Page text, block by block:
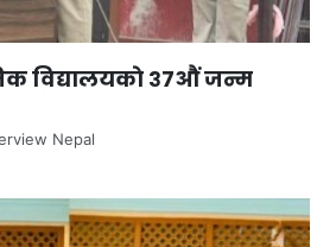
विद्यालयकाे ३७औं जन्म
Nepal